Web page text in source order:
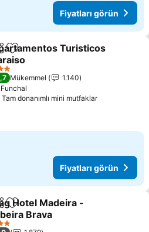
Fiyatları görün
Favorilerime ekle
Turisticos
görün
Mükemmel
1.140
Funchal
Tam donanımlı mini mutfaklarFiyatları
Fiyatları görün
Favorilerime ekle
Hotel Madeira -
Brava
görün